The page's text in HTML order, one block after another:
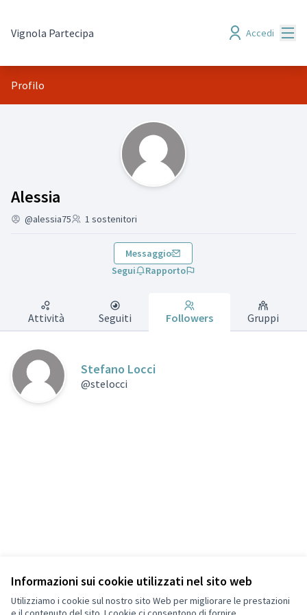
Informazioni sui cookie utilizzati nel sito web
Utilizziamo i cookie sul nostro sito Web per migliorare le prestazioni
Vignola Partecipa Accedi
Profilo
Alessia
Followers (Alessia )
@alessia75 1 sostenitori
Messaggio
Segui
Rapporto
Attività Seguiti Followers Gruppi
Stefano Locci
@stelocci
Termini di servizio
Impostazioni dei cookie